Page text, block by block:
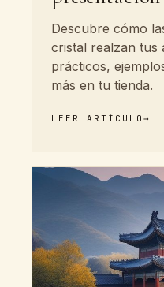
Descubre cómo
cristal realzan tus
prácticos,
más en tu tienda.
LEER ARTÍCULO →